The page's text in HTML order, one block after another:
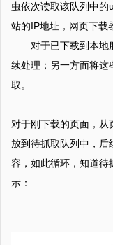
虫依次读取该队列中
站的IP地址，网页下载
对于已下载到本地
续处理；另一方面将这
取。
对于刚下载的页面，从
放到待抓取队列中，后
容，如此循环，知道待
示：